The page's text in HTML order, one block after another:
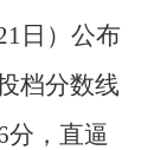
日）公布
档分数线
分，直逼